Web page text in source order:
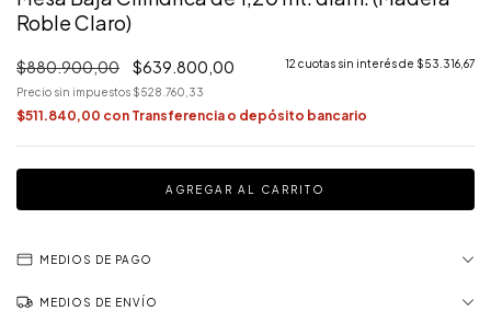
Roble Claro)
$880.900,00 $639.800,00 12 cuotas sin interés de $53.316,67
Precio sin impuestos $528.760,33
$511.840,00 con Transferencia o depósito bancario
MEDIOS DE PAGO
MEDIOS DE ENVÍO